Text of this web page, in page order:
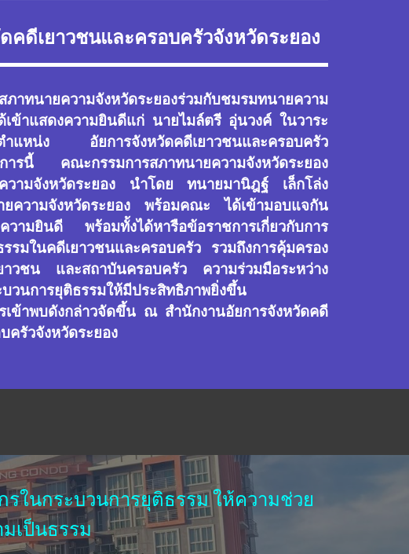
คดีเยาวชนและครอบครัวจังหวัดระยอง
ภาทนายความจังหวัดระยองร่วมกับชมรมทนายความ
เข้าแสดงความยินดีแก่ นายไมล์ตรี อุ่นวงค์ ในวาระ
ตำแหน่ง อัยการจังหวัดคดีเยาวชนและครอบครัว
การนี้ คณะกรรมการสภาทนายความจังหวัดระยอง
วามจังหวัดระยอง นำโดย ทนายมานิฎฐ์ เล็กโล่ง
ยความจังหวัดระยอง พร้อมคณะ ได้เข้ามอบแจกัน
ความยินดี พร้อมทั้งได้หารือข้อราชการเกี่ยวกับการ
รมในคดีเยาวชนและครอบครัว รวมถึงการคุ้มครอง
าวชน และสถาบันครอบครัว ความร่วมมือระหว่าง
วนการยุติธรรมให้มีประสิทธิภาพยิ่งขึ้น
บดังกล่าวจัดขึ้น ณ สำนักงานอัยการจังหวัดคดี
ครัวจังหวัดระยอง
ในกระบวนการยุติธรรม ให้ความช่วย
เป็นธรรม